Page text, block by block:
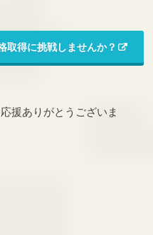
取得に挑戦しませんか？
援ありがとうございま